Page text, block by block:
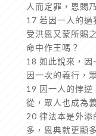
人而定罪，恩賜
17 若因一人的過
受洪恩又蒙所賜
命中作王嗎？
18 如此說來，因
因一次的義行，
19 因一人的悖逆
從，眾人也成為
20 律法本是外添
多，恩典就更顯